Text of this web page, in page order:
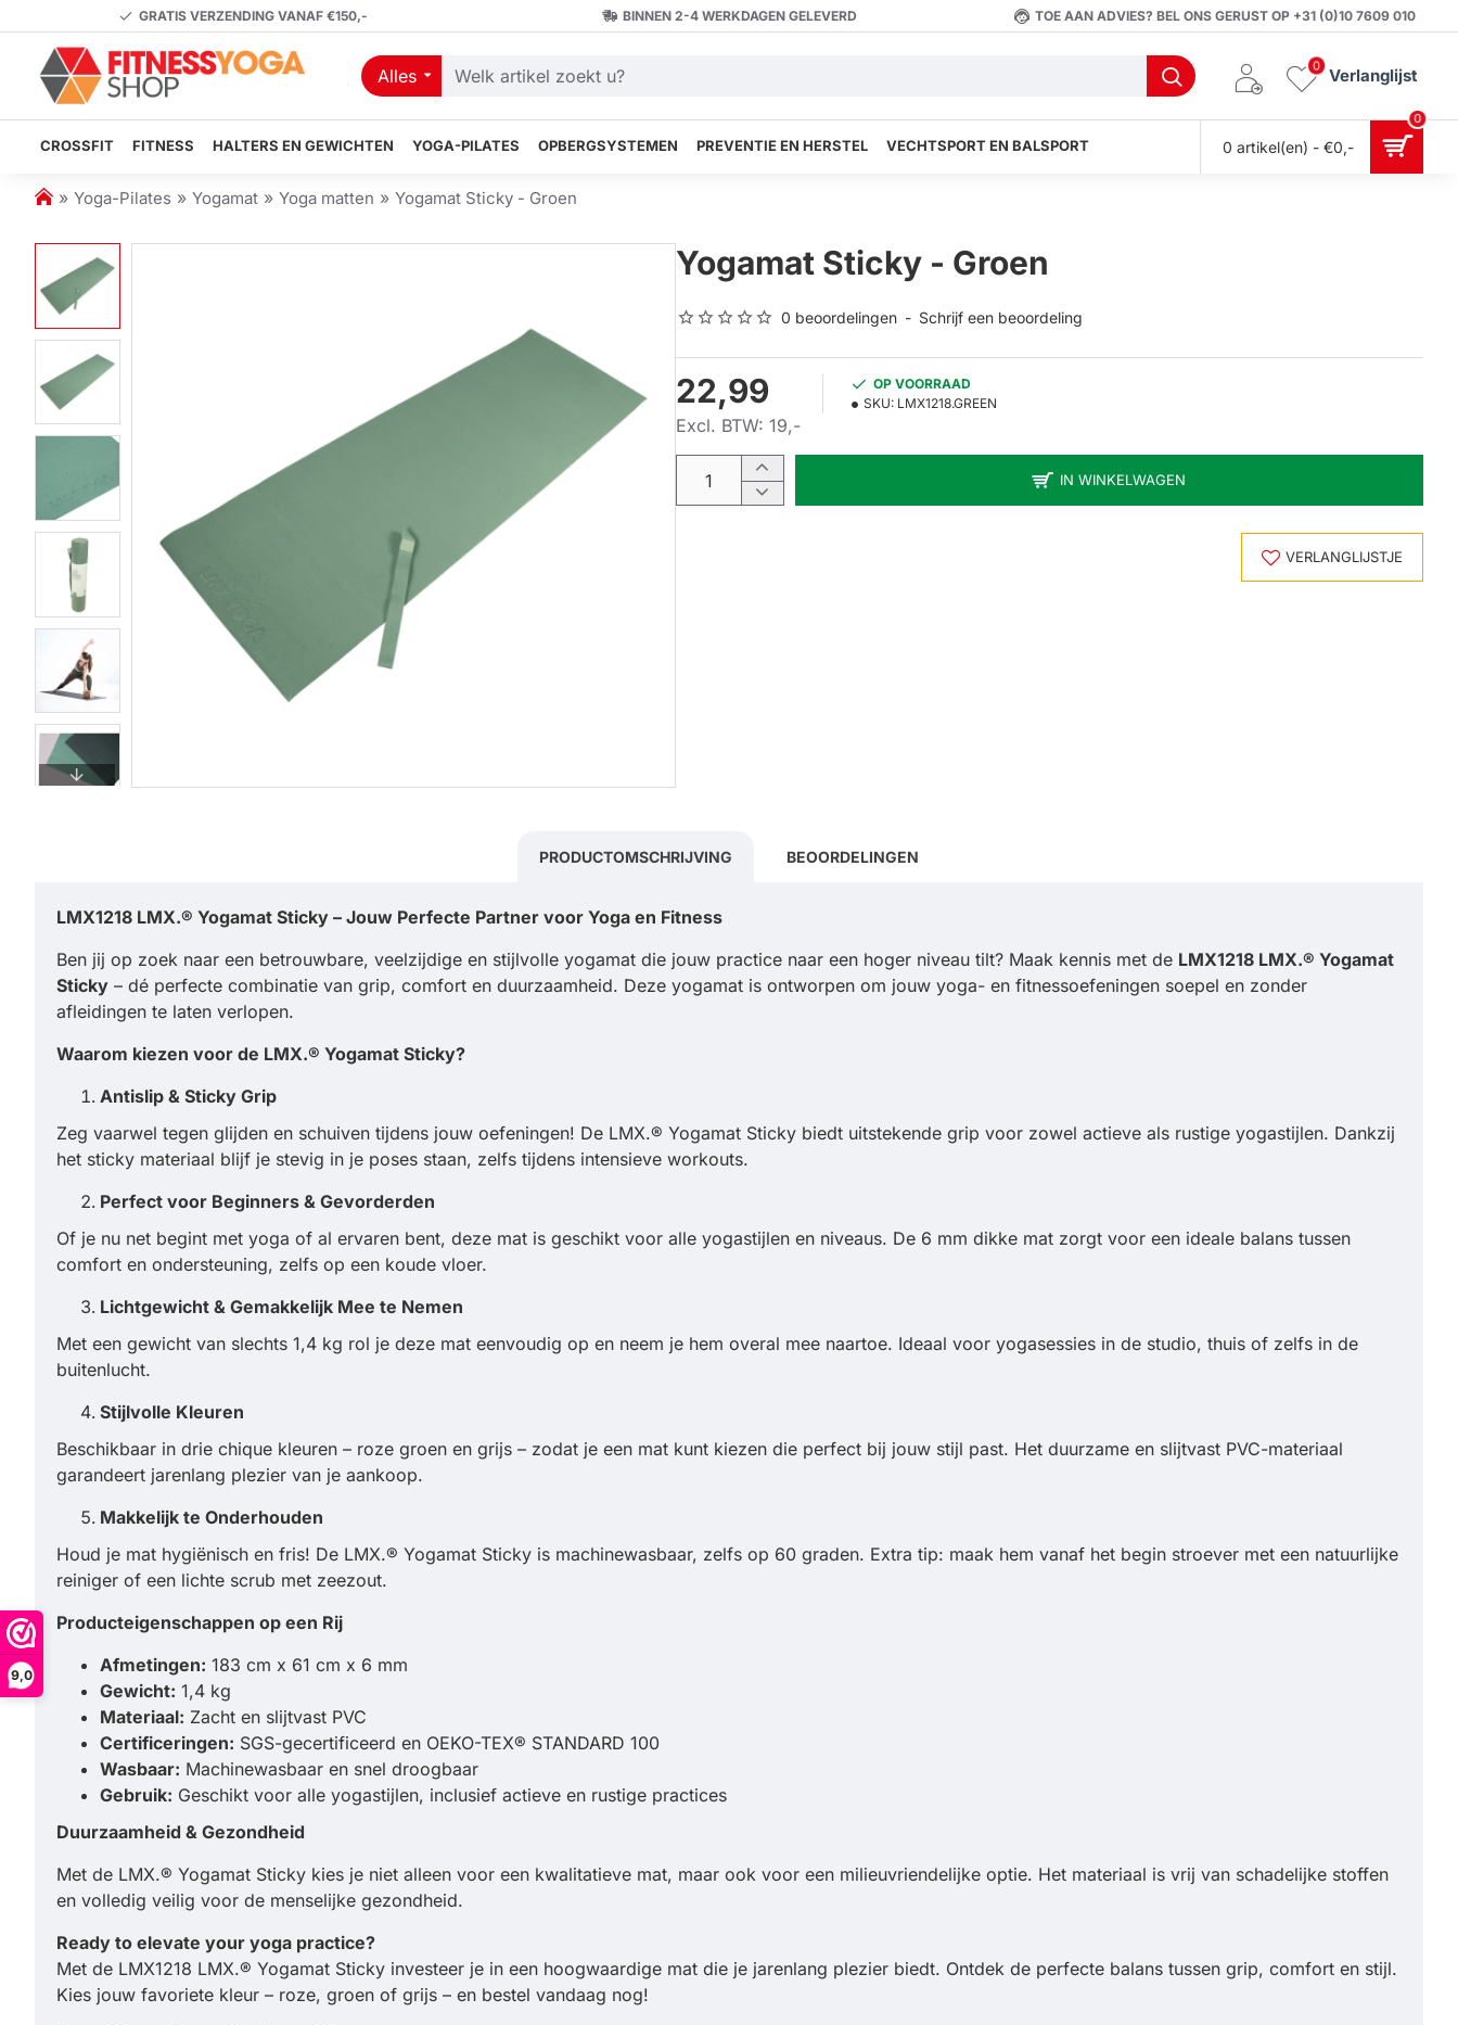
9,0
GRATIS VERZENDING VANAF €150,- BINNEN 2-4 WERKDAGEN GELEVERD TOE AAN ADVIES? BEL ONS GERUST OP +31 (0)10 7609 010
Alles
Welk
zoekt
Verlanglijst
0
CROSSFIT FITNESS HALTERS EN GEWICHTEN YOGA-PILATES OPBERGSYSTEMEN PREVENTIE EN HERSTEL VECHTSPORT EN BALSPORT 0 artikel(en) - €0,-
0
h
m
Yoga-Pilates Yogamat Yoga matten Yogamat Sticky - Groen
Yogamat Sticky - Groen
0 beoordelingen - Schrijf een beoordeling
22,99
Excl. BTW: 19,-
OP VOORRAAD
SKU: LMX1218.GREEN
IN WINKELWAGEN
VERLANGLIJSTJE
PRODUCTOMSCHRIJVING BEOORDELINGEN
LMX1218 LMX.® Yogamat Sticky – Jouw Perfecte Partner voor Yoga en Fitness
Ben jij op zoek naar een betrouwbare, veelzijdige en stijlvolle yogamat die jouw practice naar een hoger niveau tilt? Maak kennis met de LMX1218 LMX.® Yogamat
Sticky – dé perfecte combinatie van grip, comfort en duurzaamheid. Deze yogamat is ontworpen om jouw yoga- en fitnessoefeningen soepel en zonder
afleidingen te laten verlopen.
Waarom kiezen voor de LMX.® Yogamat Sticky?
Antislip & Sticky Grip
Zeg vaarwel tegen glijden en schuiven tijdens jouw oefeningen! De LMX.® Yogamat Sticky biedt uitstekende grip voor zowel actieve als rustige yogastijlen. Dankzij
het sticky materiaal blijf je stevig in je poses staan, zelfs tijdens intensieve workouts.
Perfect voor Beginners & Gevorderden
Of je nu net begint met yoga of al ervaren bent, deze mat is geschikt voor alle yogastijlen en niveaus. De 6 mm dikke mat zorgt voor een ideale balans tussen
comfort en ondersteuning, zelfs op een koude vloer.
Lichtgewicht & Gemakkelijk Mee te Nemen
Met een gewicht van slechts 1,4 kg rol je deze mat eenvoudig op en neem je hem overal mee naartoe. Ideaal voor yogasessies in de studio, thuis of zelfs in de
buitenlucht.
Stijlvolle Kleuren
Beschikbaar in drie chique kleuren – roze groen en grijs – zodat je een mat kunt kiezen die perfect bij jouw stijl past. Het duurzame en slijtvast PVC-materiaal
garandeert jarenlang plezier van je aankoop.
Makkelijk te Onderhouden
Houd je mat hygiënisch en fris! De LMX.® Yogamat Sticky is machinewasbaar, zelfs op 60 graden. Extra tip: maak hem vanaf het begin stroever met een natuurlijke
reiniger of een lichte scrub met zeezout.
Producteigenschappen op een Rij
Afmetingen: 183 cm x 61 cm x 6 mm
Gewicht: 1,4 kg
Materiaal: Zacht en slijtvast PVC
Certificeringen: SGS-gecertificeerd en OEKO-TEX® STANDARD 100
Wasbaar: Machinewasbaar en snel droogbaar
Gebruik: Geschikt voor alle yogastijlen, inclusief actieve en rustige practices
Duurzaamheid & Gezondheid
Met de LMX.® Yogamat Sticky kies je niet alleen voor een kwalitatieve mat, maar ook voor een milieuvriendelijke optie. Het materiaal is vrij van schadelijke stoffen
en volledig veilig voor de menselijke gezondheid.
Ready to elevate your yoga practice?
Met de LMX1218 LMX.® Yogamat Sticky investeer je in een hoogwaardige mat die je jarenlang plezier biedt. Ontdek de perfecte balans tussen grip, comfort en stijl.
Kies jouw favoriete kleur – roze, groen of grijs – en bestel vandaag nog!